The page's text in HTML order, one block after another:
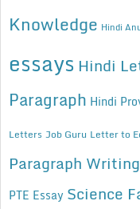
Knowledge Hindi
essays Hindi
Paragraph Hindi
Letters Job Guru Letter to
Paragraph Writing
PTE Essay Science